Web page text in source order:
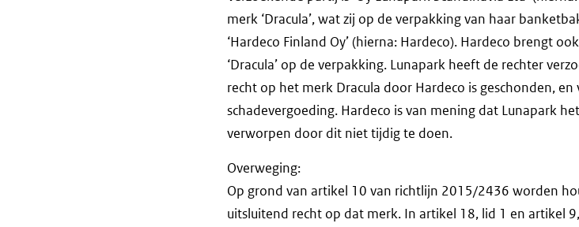
merk ‘Dracula’, wat zij op de verpakking van haar
‘Hardeco Finland Oy’ (hierna: Hardeco). Hardeco brengt
‘Dracula’ op de verpakking. Lunapark heeft de rechter
recht op het merk Dracula door Hardeco is geschonden,
schadevergoeding. Hardeco is van mening dat Lunapark
verworpen door dit niet tijdig te doen.
Overweging:
Op grond van artikel 10 van richtlijn 2015/2436 worden
uitsluitend recht op dat merk. In artikel 18, lid 1 en artikel